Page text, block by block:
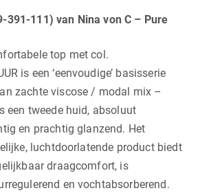
391-111) van Nina von C – Pure
top met col.
is een ‘eenvoudige’ basisserie
zachte viscose / modal mix –
een tweede huid, absoluut
en prachtig glanzend. Het
luchtdoorlatende product biedt
draagcomfort, is
en vochtabsorberend.